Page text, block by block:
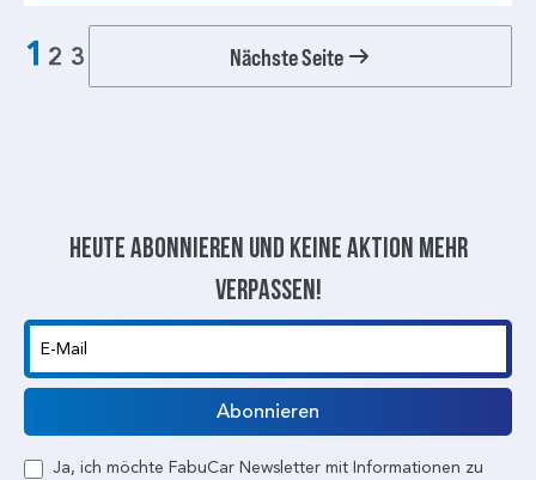
1 2 3 Nächste Seite
Heute abonnieren und keine aktion mehr
verpassen!
E-Mail
Abonnieren
Ja, ich möchte FabuCar Newsletter mit Informationen zu